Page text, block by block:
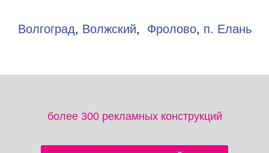
Волгоград, Волжский, Фролово, п. Елань
более 300 рекламных конструкций